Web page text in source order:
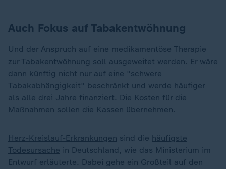
Auch Fokus auf Tabakentwöhnung
Und der Anspruch auf eine medikamentöse Therapie
zur Tabakentwöhnung soll ausgeweitet werden. Er wäre
dann künftig nicht nur auf eine "schwere
Tabakabhängigkeit" beschränkt und werde häufiger
als alle drei Jahre finanziert. Die Kosten für die
Maßnahmen sollen die Kassen übernehmen.
Herz-Kreislauf-Erkrankungen sind die häufigste
Todesursache in Deutschland, wie das Ministerium im
Entwurf erläuterte. Dabei gehe ein Großteil auf den